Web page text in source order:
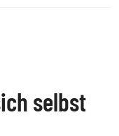
selbst